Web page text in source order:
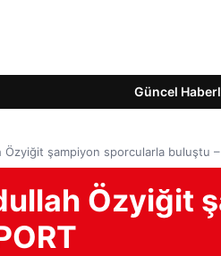
Güncel
Özyiğit şampiyon sporcularla buluştu –
Özyiğit